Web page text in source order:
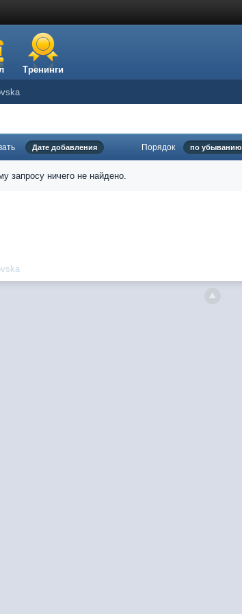
Тренинги
Дате добавления Порядок по убыванию
запросу ничего не найдено.